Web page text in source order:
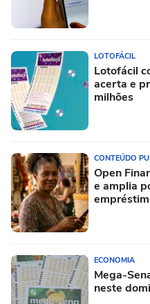
LOTOFÁCIL
Lotofácil
acerta e
milhões
CONTEÚDO
Open
e amplia
ECONOMIA
Mega-
neste